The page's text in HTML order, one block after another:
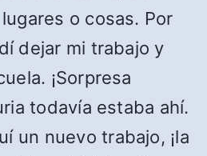
o cosas. Por
dejar mi trabajo y
¡Sorpresa
todavía estaba ahí.
un nuevo trabajo, ¡la